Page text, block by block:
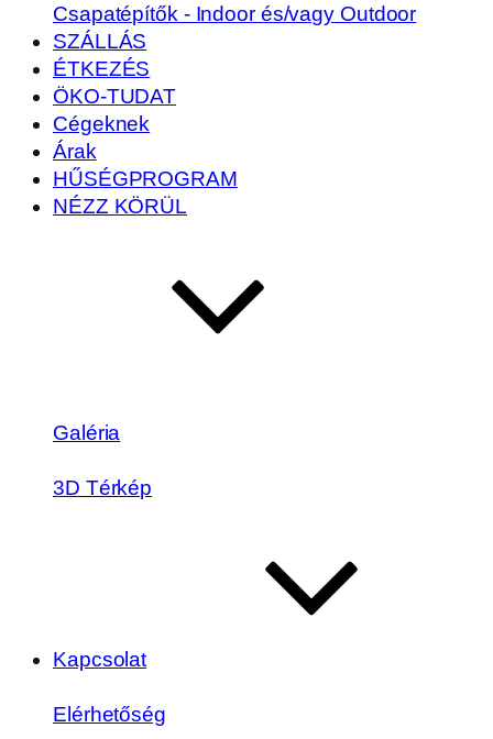
Csapatépítők - Indoor és/vagy Outdoor
SZÁLLÁS
ÉTKEZÉS
ÖKO-TUDAT
Cégeknek
Árak
HŰSÉGPROGRAM
NÉZZ KÖRÜL
Galéria
3D Térkép
Kapcsolat
Elérhetőség